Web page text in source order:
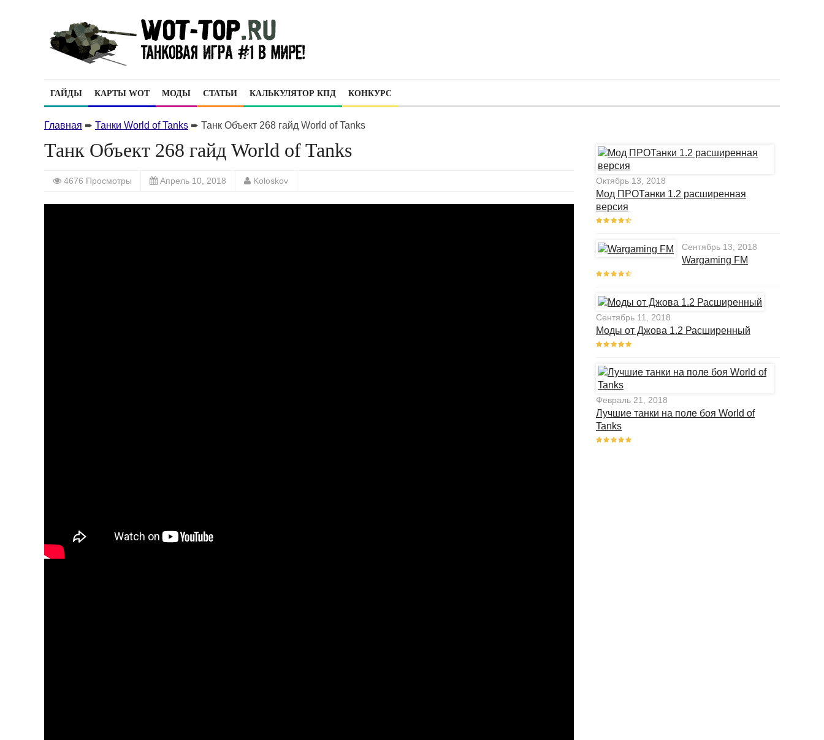
ГАЙДЫ КАРТЫ WOT МОДЫ СТАТЬИ КАЛЬКУЛЯТОР КПД КОНКУРС
Главная ➨ Танки World of Tanks ➨ Танк Объект 268 гайд World of Tanks
Танк Объект 268 гайд World of Tanks
4676 Просмотры Апрель 10, 2018 Koloskov Октябрь 13, 2018
Мод ПРОТанки 1.2 расширенная
версия
Сентябрь 13, 2018
Wargaming FM
Сентябрь 11, 2018
Моды от Джова 1.2 Расширенный
Февраль 21, 2018
Лучшие танки на поле боя World of
Tanks